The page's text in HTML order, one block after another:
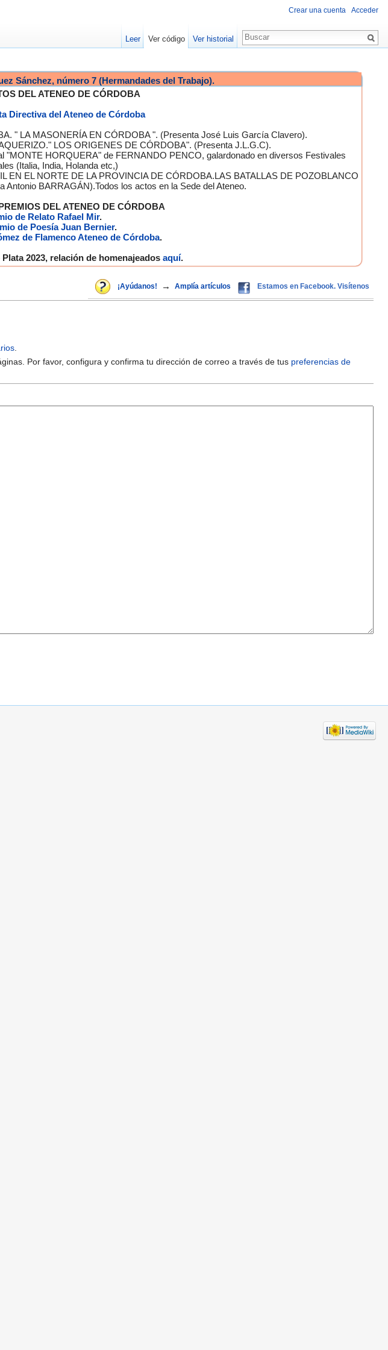
Sánchez, número 7 (Hermandades del Trabajo).
DEL ATENEO DE CÓRDOBA
Directiva del Ateneo de Córdoba
" LA MASONERÍA EN CÓRDOBA ". (Presenta José Luis García Clavero).
LOS ORIGENES DE CÓRDOBA". (Presenta J.L.G.C).
"MONTE HORQUERA" de FERNANDO PENCO, galardonado en diversos Festivales
(Italia, India, Holanda etc,)
EN EL NORTE DE LA PROVINCIA DE CÓRDOBA.LAS BATALLAS DE POZOBLANCO
BARRAGÁN).Todos los actos en la Sede del Ateneo.
DEL ATENEO DE CÓRDOBA
de Relato Rafael Mir.
de Poesía Juan Bernier.
de Flamenco Ateneo de Córdoba.
2023, relación de homenajeados aquí.
¡Ayúdanos! → Amplía artículos Estamos en Facebook. Visítenos
Por favor, configura y confirma tu dirección de correo a través de tus preferencias de
Crear una cuenta Acceder
Leer Ver código Ver historial